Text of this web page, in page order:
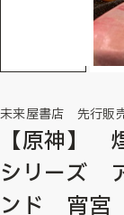
未来屋書店 先行販
【原神】
シリーズ
ンド 宵宮